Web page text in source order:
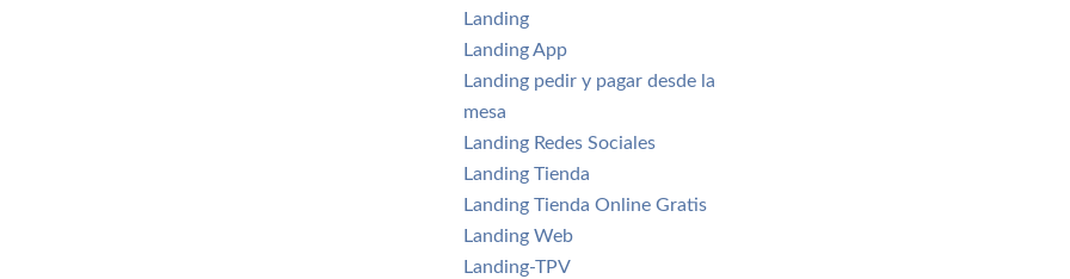
Landing
Landing App
Landing pedir y pagar desde la
mesa
Landing Redes Sociales
Landing Tienda
Landing Tienda Online Gratis
Landing Web
Landing-TPV